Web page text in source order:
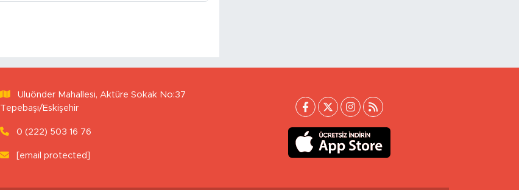
Uluönder Mahallesi, Aktüre Sokak No:37
Tepebaşı/Eskişehir
0 (222) 503 16 76
[email protected]